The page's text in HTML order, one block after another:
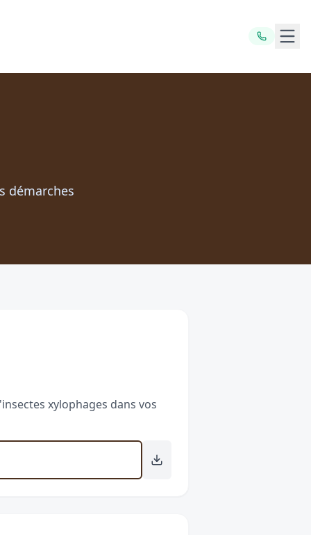
démarches
xylophages dans vos